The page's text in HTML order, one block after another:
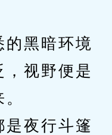
黑暗环境
，视野便是
夜行斗篷